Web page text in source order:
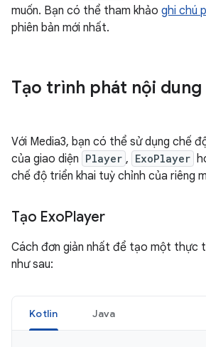
muốn. Bạn có thể tham khảo ghi chú
phiên bản mới nhất.
Tạo trình phát nội dung
Với Media3, bạn có thể sử dụng chế
của giao diện Player , ExoPlayer
chế độ triển khai tuỳ chỉnh của riêng
Tạo ExoPlayer
Cách đơn giản nhất để tạo một thực
như sau:
Kotlin Java